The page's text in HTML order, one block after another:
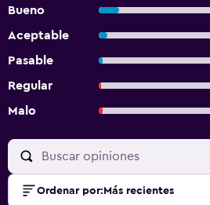
Bueno
Aceptable
Pasable
Regular
Malo
Ordenar por: Más recientes